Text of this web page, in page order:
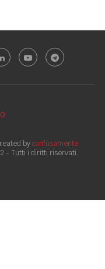
byconfusamente
- Tutti i diritti riservati.